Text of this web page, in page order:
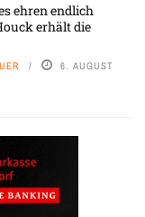
ehren endlich
erhält die
6. AUGUST